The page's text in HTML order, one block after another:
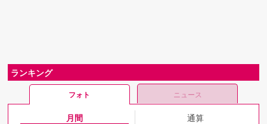
ランキング
フォト ニュース
月間 通算